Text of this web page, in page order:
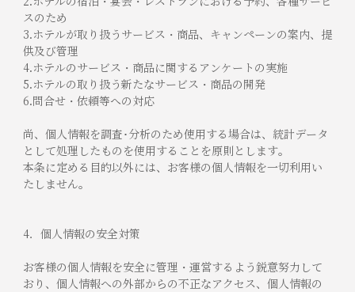
スのため
3.ホテルが取り扱うサービス・商品、キャンペーンの案内、提
供及び管理
4.ホテルのサービス・商品に関するアンケートの実施
5.ホテルの取り扱う新たなサービス・商品の開発
6.問合せ・依頼等への対応
尚、個人情報を調査･分析のため使用する場合は、統計データ
として処理したものを使用することを原則とします。
本条に定める目的以外には、お客様の個人情報を一切利用い
たしません。
4．個人情報の安全対策
お客様の個人情報を安全に管理・運営するよう鋭意努力して
おり、個人情報への外部からの不正なアクセス、個人情報の